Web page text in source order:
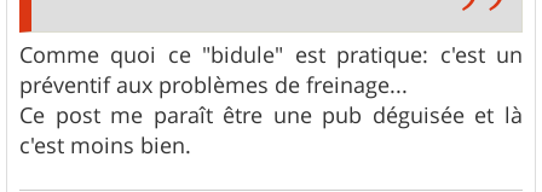
Comme quoi ce "bidule" est pratique: c'est un
préventif aux problèmes de freinage...
Ce post me paraît être une pub déguisée et là
c'est moins bien.